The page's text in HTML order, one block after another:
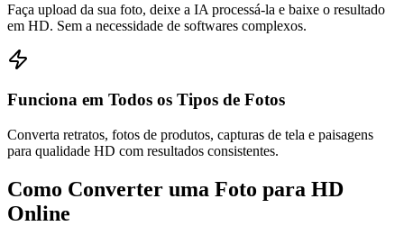
Faça upload da sua foto, deixe a IA processá-la e baixe o resultado
em HD. Sem a necessidade de softwares complexos.
Funciona em Todos os Tipos de Fotos
Converta retratos, fotos de produtos, capturas de tela e paisagens
para qualidade HD com resultados consistentes.
Como Converter uma Foto para HD
Online